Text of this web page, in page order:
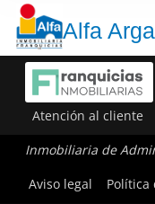
Alfa
Atención al cliente
Inmobiliaria de
Aviso legal
Política